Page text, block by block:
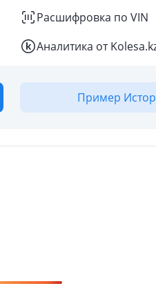
Расшифровка по VIN
Аналитика от
Пример